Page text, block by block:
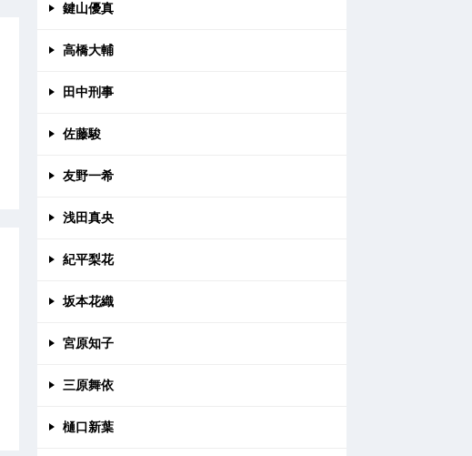
鍵山優真
高橋大輔
田中刑事
佐藤駿
友野一希
浅田真央
紀平梨花
坂本花織
宮原知子
三原舞依
樋口新葉